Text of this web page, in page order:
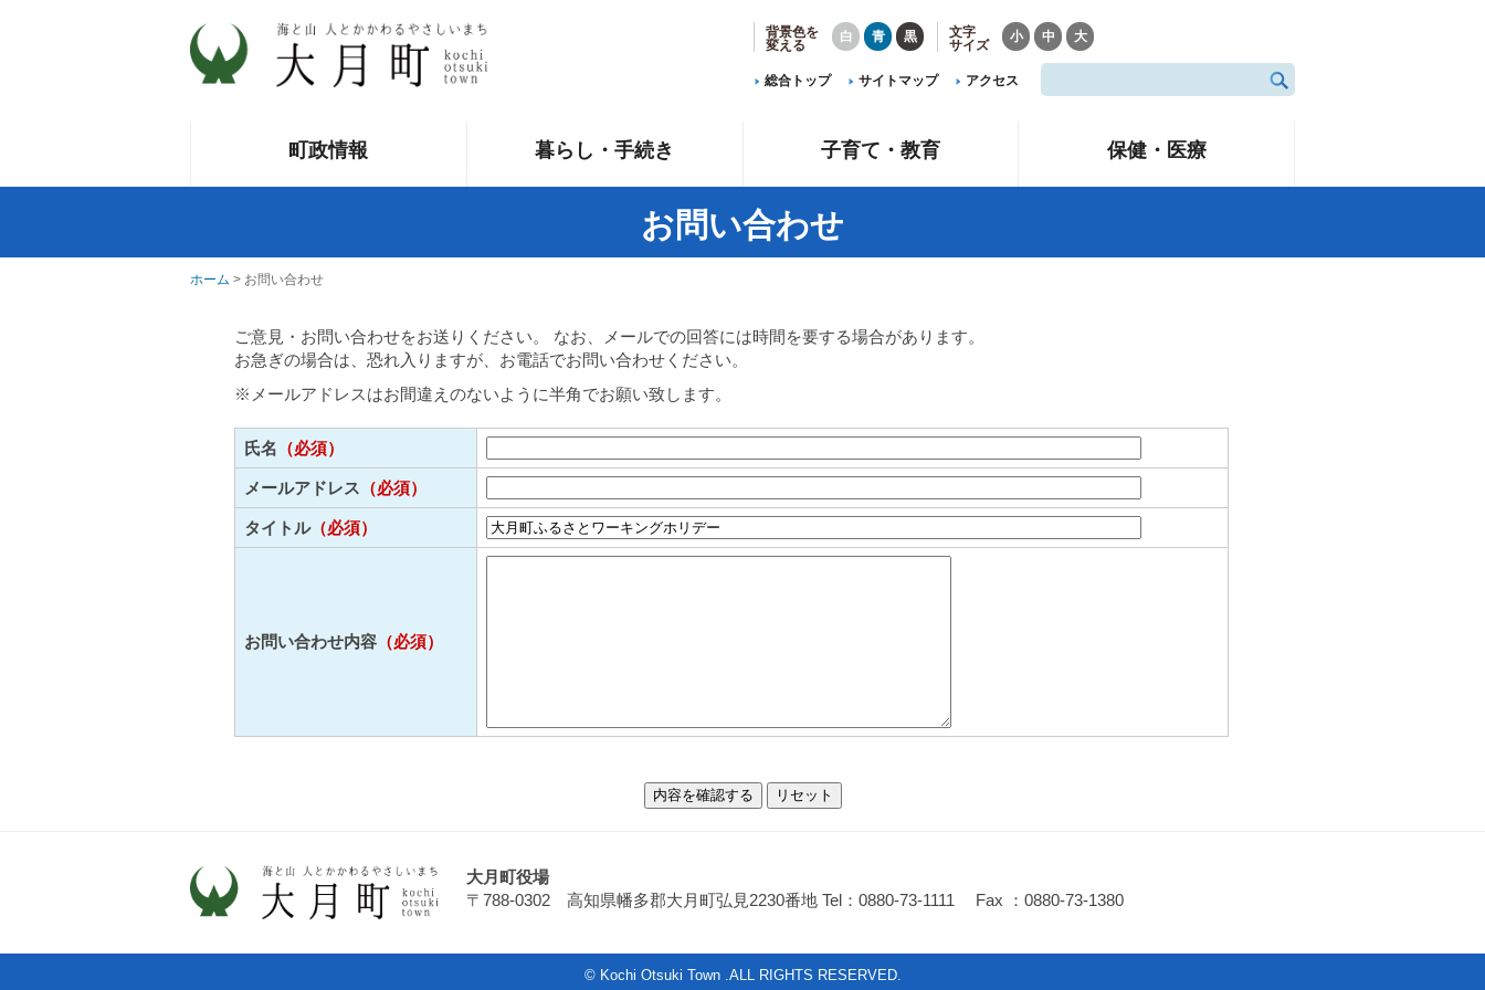
背景色を
変える
白 青 黒
文字
サイズ
小 中 大
総合トップ サイトマップ アクセス
町政情報 暮らし・手続き 子育て・教育 保健・医療
お問い合わせ
ホーム > お問い合わせ
ご意見・お問い合わせをお送りください。 なお、メールでの回答には時間を要する場合があります。
お急ぎの場合は、恐れ入りますが、お電話でお問い合わせください。
※メールアドレスはお間違えのないように半角でお願い致します。
氏名 （必須）
メールアドレス （必須）
タイトル（必須）
お問い合わせ内容（必須）
大月町役場
〒788-0302 高知県幡多郡大月町弘見2230番地 Tel：0880-73-1111 Fax ：0880-73-1380
© Kochi Otsuki Town .ALL RIGHTS RESERVED.